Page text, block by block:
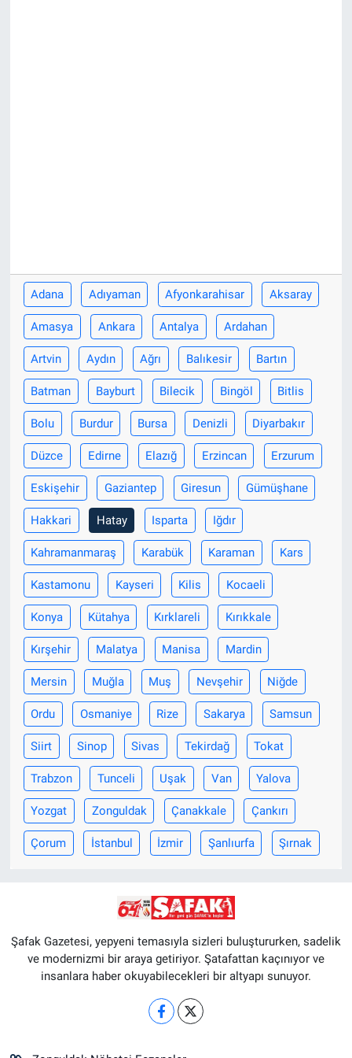
Adana Adıyaman Afyonkarahisar Aksaray
Amasya Ankara Antalya Ardahan
Artvin Aydın Ağrı Balıkesir Bartın
Batman Bayburt Bilecik Bingöl Bitlis
Bolu Burdur Bursa Denizli Diyarbakır
Düzce Edirne Elazığ Erzincan Erzurum
Eskişehir Gaziantep Giresun Gümüşhane
Hakkari Hatay Isparta Iğdır
Kahramanmaraş Karabük Karaman Kars
Kastamonu Kayseri Kilis Kocaeli
Konya Kütahya Kırklareli Kırıkkale
Kırşehir Malatya Manisa Mardin
Mersin Muğla Muş Nevşehir Niğde
Ordu Osmaniye Rize Sakarya Samsun
Siirt Sinop Sivas Tekirdağ Tokat
Trabzon Tunceli Uşak Van Yalova
Yozgat Zonguldak Çanakkale Çankırı
Çorum İstanbul İzmir Şanlıurfa Şırnak
Şafak Gazetesi, yepyeni temasıyla sizleri buluştururken, sadelik
ve modernizmi bir araya getiriyor. Şatafattan kaçınıyor ve
insanlara haber okuyabilecekleri bir altyapı sunuyor.